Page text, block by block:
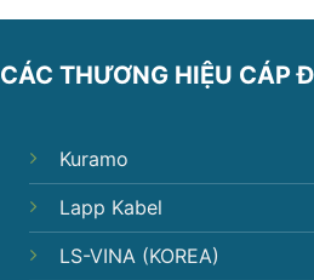
CÁC THƯƠNG HIỆU CÁP
Kuramo
Lapp Kabel
LS-VINA (KOREA)